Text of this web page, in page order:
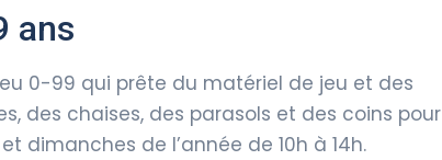
ans
0-99 qui prête du matériel de jeu et des
des chaises, des parasols et des coins pour
dimanches de l’année de 10h à 14h.